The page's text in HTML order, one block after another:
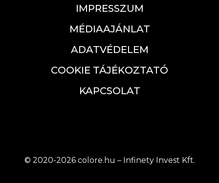
IMPRESSZUM
MÉDIAAJÁNLAT
ADATVÉDELEM
COOKIE TÁJÉKOZTATÓ
KAPCSOLAT
© 2020-2026 colore.hu – Infinety Invest Kft.